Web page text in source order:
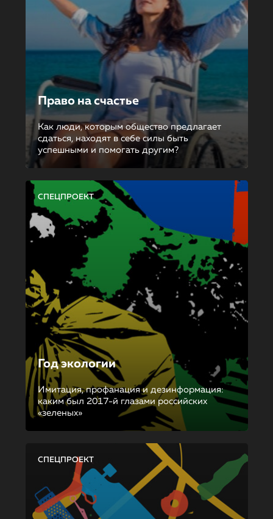
Право на счастье
Как люди, которым общество предлагает
сдаться, находят в себе силы быть
успешными и помогать другим?
СПЕЦПРОЕКТ
Год экологии
Имитация, профанация и дезинформация:
каким был 2017-й глазами российских
«зеленых»
СПЕЦПРОЕКТ